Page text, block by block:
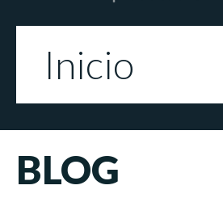
Inicio
BLOG